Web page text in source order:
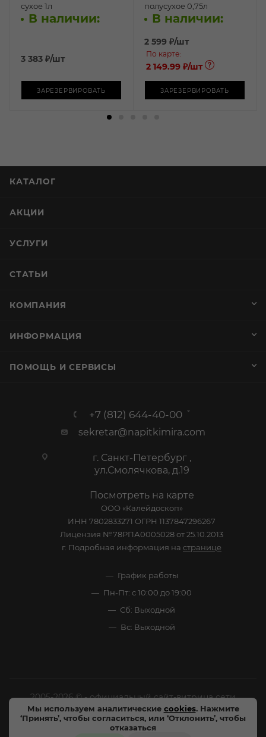
сухое 1л
В наличии:
3 383 ₽/шт
ЗАРЕЗЕРВИРОВАТЬ
полусухое 0,75л
В наличии:
2 599 ₽/шт
По карте:
2 149.99 ₽/шт
ЗАРЕЗЕРВИРОВАТЬ
Мы используем аналитические cookies. Нажмите
‘Принять’, чтобы согласиться, или ‘Отклонить’, чтобы
отказаться
КАТАЛОГ
АКЦИИ
УСЛУГИ
СТАТЬИ
КОМПАНИЯ
ИНФОРМАЦИЯ
ПОМОЩЬ И СЕРВИСЫ
+7 (812) 644-40-00
sekretar@napitkimira.com
г. Санкт-Петербург ,
ул.Смолячкова, д.19
Посмотреть на карте
ООО «Калейдоскоп»
ИНН 7802833271 ОГРН 1137847296267
Лицензия №78РПА0005028 от 25.10.2013
г. Подробная информация на странице
График работы
Пн-Пт: с 10:00 до 19:00
Сб: Выходной
Вс: Выходной
2005-2026 © - официальный сайт-витрина сети
специализированных напитков "Калейдоскоп Напитков
Мира". Все права защищены.